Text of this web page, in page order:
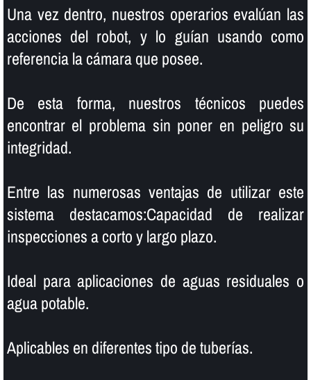
Una vez dentro, nuestros operarios evalúan las
acciones del robot, y lo guí­an usando como
referencia la cámara que posee.
De esta forma, nuestros técnicos puedes
encontrar el problema sin poner en peligro su
integridad.
Entre las numerosas ventajas de utilizar este
sistema destacamos:Capacidad de realizar
inspecciones a corto y largo plazo.
Ideal para aplicaciones de aguas residuales o
agua potable.
Aplicables en diferentes tipo de tuberí­as.